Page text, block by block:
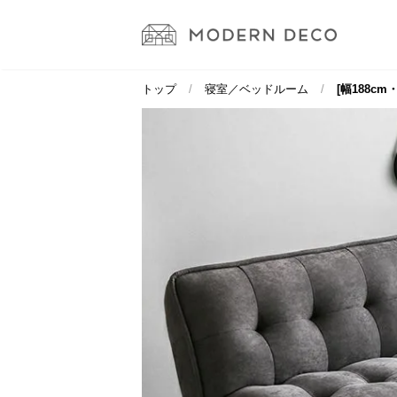
トップ 寝室／ベッドルーム [幅188cm